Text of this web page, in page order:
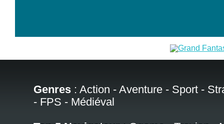
Genres : Action - Aventure - Sport -
- FPS - Médiéval